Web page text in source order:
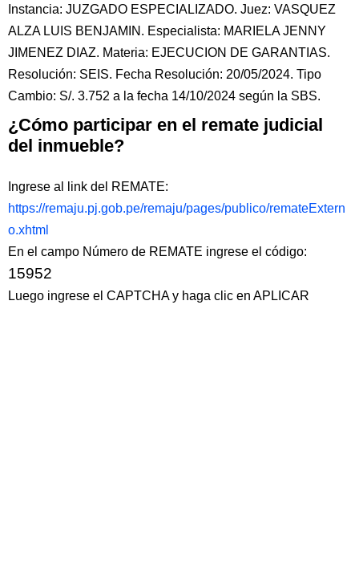
Instancia: JUZGADO ESPECIALIZADO. Juez: VASQUEZ
ALZA LUIS BENJAMIN. Especialista: MARIELA JENNY
JIMENEZ DIAZ. Materia: EJECUCION DE GARANTIAS.
Resolución: SEIS. Fecha Resolución: 20/05/2024. Tipo
Cambio: S/. 3.752 a la fecha 14/10/2024 según la SBS.
¿Cómo participar en el remate judicial
del inmueble?
Ingrese al link del REMATE:
https://remaju.pj.gob.pe/remaju/pages/publico/remateExtern
o.xhtml
En el campo Número de REMATE ingrese el código:
15952
Luego ingrese el CAPTCHA y haga clic en APLICAR